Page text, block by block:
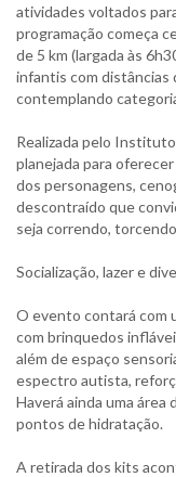
atividades voltados
programação começa
de 5 km (largada às
infantis com distâncias
contemplando
Realizada pelo
planejada para
dos personagens,
descontraído que
seja correndo,
Socialização, lazer e
O evento contará com
com brinquedos
além de espaço
espectro autista,
Haverá ainda uma
pontos de hidratação.
A retirada dos kits